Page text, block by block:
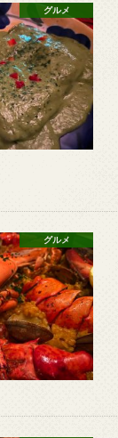
グルメ
グルメ